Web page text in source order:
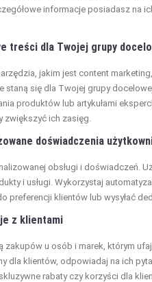
informacje posiadasz na
treści dla Twojej grupy
jakim jest content
staną się dla Twojej grupy
produktów lub artykułami
zwiększyć ich zasięg.
doświadczenia
obsługi i doświadczeń.
i usługi. Wykorzystaj
preferencji klientów lub wysyłać
z klientami
zakupów u osób i marek, którym
dla klientów, odpowiadaj na ich
rabaty czy korzyści dla